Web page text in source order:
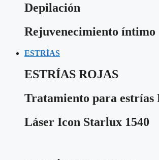
Depilación
Rejuvenecimiento íntimo
ESTRÍAS
ESTRÍAS ROJAS
Tratamiento para estrías
Láser Icon Starlux 1540